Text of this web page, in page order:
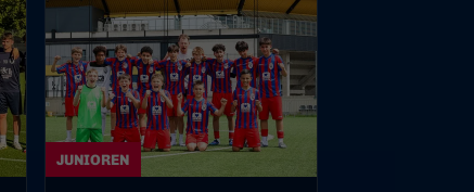
JUNIOREN